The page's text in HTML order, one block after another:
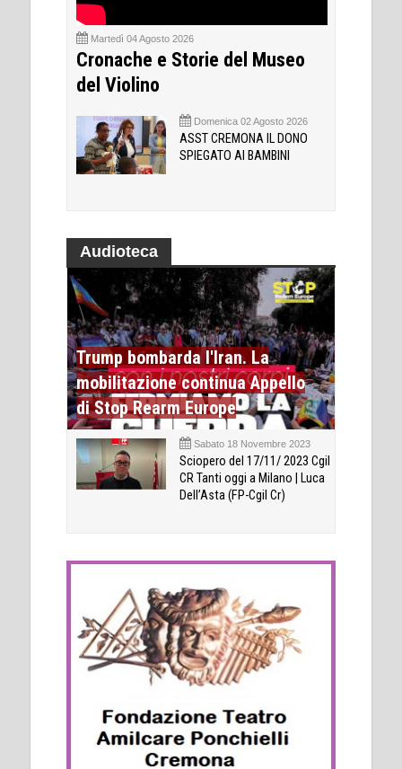
Martedì 04 Agosto 2026
Cronache e Storie del Museo
del Violino
Domenica 02 Agosto 2026
ASST CREMONA IL DONO
SPIEGATO AI BAMBINI
Audioteca
Trump bombarda l'Iran. La
mobilitazione continua Appello
di Stop Rearm Europe
Sabato 18 Novembre 2023
Sciopero del 17/11/ 2023 Cgil
CR Tanti oggi a Milano | Luca
Dell’Asta (FP-Cgil Cr)